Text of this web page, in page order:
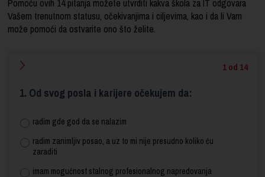
Pomoću ovih 14 pitanja možete utvrditi kakva škola za IT odgovara
Vašem trenutnom statusu, očekivanjima i ciljevima, kao i da li Vam
može pomoći da ostvarite ono što želite.
1 od 14
1. Od svog posla i karijere očekujem da:
radim gde god da se nalazim
radim zanimljiv posao, a uz to mi nije presudno koliko ću
zaraditi
imam mogućnost stalnog profesionalnog napredovanja